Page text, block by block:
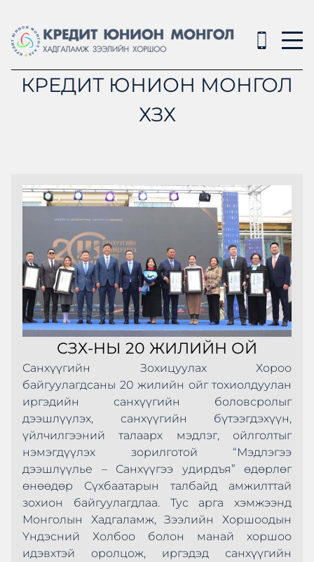
КРЕДИТ ЮНИОН МОНГОЛ
ХЗХ
СЗХ-НЫ 20 ЖИЛИЙН ОЙ
Санхүүгийн Зохицуулах Хороо
байгуулагдсаны 20 жилийн ойг тохиолдуулан
иргэдийн санхүүгийн боловсролыг
дээшлүүлэх, санхүүгийн бүтээгдэхүүн,
үйлчилгээний талаарх мэдлэг, ойлголтыг
нэмэгдүүлэх зорилготой “Мэдлэгээ
дээшлүүлье – Санхүүгээ удирдъя” өдөрлөг
өнөөдөр Сүхбаатарын талбайд амжилттай
зохион байгуулагдлаа. Тус арга хэмжээнд
Монголын Хадгаламж, Зээлийн Хоршоодын
Үндэсний Холбоо болон манай хоршоо
идэвхтэй оролцож, иргэдэд санхүүгийн